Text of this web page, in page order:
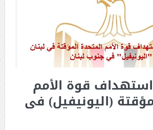
قوة الأمم
(اليونيفيل) فى